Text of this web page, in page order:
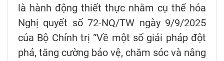
là hành động thiết thực nhằm cụ thể hóa
Nghị quyết số 72-NQ/TW ngày 9/9/2025
của Bộ Chính trị “Về một số giải pháp đột
phá, tăng cường bảo vệ, chăm sóc và nâng